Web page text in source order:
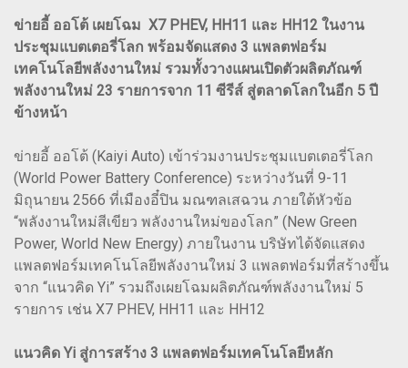
ข่ายอี้ ออโต้ เผยโฉม X7 PHEV, HH11 และ HH12 ในงาน
ประชุมแบตเตอรี่โลก พร้อมจัดแสดง 3 แพลตฟอร์ม
เทคโนโลยีพลังงานใหม่ รวมทั้งวางแผนเปิดตัวผลิตภัณฑ์
พลังงานใหม่ 23 รายการจาก 11 ซีรีส์ สู่ตลาดโลกในอีก 5 ปี
ข้างหน้า
ข่ายอี้ ออโต้ (Kaiyi Auto) เข้าร่วมงานประชุมแบตเตอรี่โลก
(World Power Battery Conference) ระหว่างวันที่ 9-11
มิถุนายน 2566 ที่เมืองอี๋ปิน มณฑลเสฉวน ภายใต้หัวข้อ
“พลังงานใหม่สีเขียว พลังงานใหม่ของโลก” (New Green
Power, World New Energy) ภายในงาน บริษัทได้จัดแสดง
แพลตฟอร์มเทคโนโลยีพลังงานใหม่ 3 แพลตฟอร์มที่สร้างขึ้น
จาก “แนวคิด Yi” รวมถึงเผยโฉมผลิตภัณฑ์พลังงานใหม่ 5
รายการ เช่น X7 PHEV, HH11 และ HH12
แนวคิด Yi สู่การสร้าง 3 แพลตฟอร์มเทคโนโลยีหลัก